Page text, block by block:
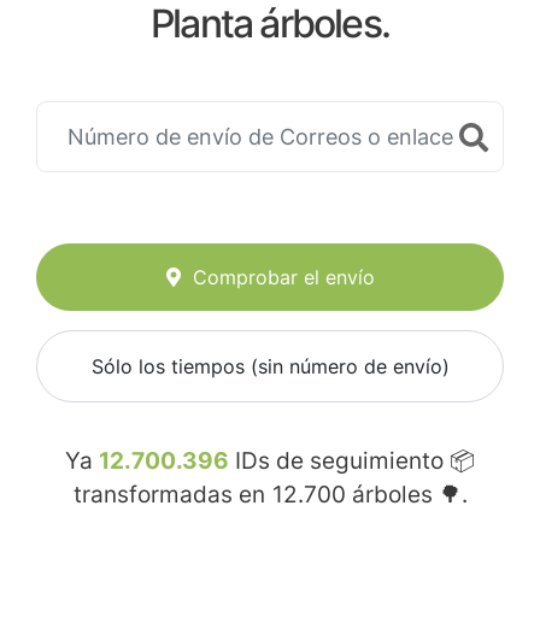
Planta árboles.
Comprobar el envío
Sólo los tiempos (sin número de envío)
Ya 12.700.396 IDs de seguimiento 📦
transformadas en 12.700 árboles 🌳.